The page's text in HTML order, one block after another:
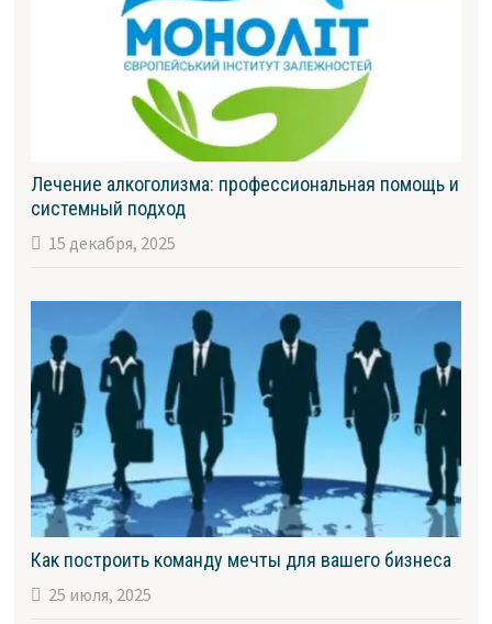
Лечение алкоголизма: профессиональная помощь и
системный подход
15 декабря, 2025
Как построить команду мечты для вашего бизнеса
25 июля, 2025